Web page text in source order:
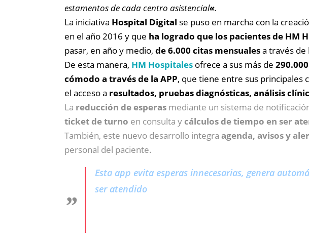
estamentos de cada centro asistencial«.
La iniciativa Hospital Digital se puso en marcha con la
en el año 2016 y que ha logrado que los pacientes de HM
pasar, en año y medio, de 6.000 citas mensualesa través de
De esta manera, HM Hospitales ofrece a sus más de
cómodo a través de la APP, que tiene entre sus principales
el acceso a resultados, pruebas diagnósticas, análisis
La reducción de esperas mediante un sistema de
ticket de turno en consulta ycálculos de tiempo en ser
También, este nuevo desarrollo integra agenda, avisos y
personal del paciente.
Esta app evita esperas innecesarias, genera
ser atendido